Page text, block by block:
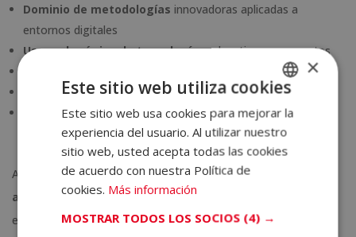
Dominio de metodologías innovadoras aplicadas a
entornos digitales
Uso pedagógico de tecnologíaseducativas emergentes
Mejora del perfil profesional y oportunidades laborales
Capacidad de liderazgoen procesos de transformación
educativa
Además, una maestría aporta una visión crítica y
actualizada, fundamental para responder a los retos
educativos contemporáneos con soluciones reales y
SPANISH
PORTUGUESE
×
Este sitio web utiliza cookies
Este sitio web usa cookies para mejorar la
experiencia del usuario. Al utilizar nuestro
sitio web, usted acepta todas las cookies
de acuerdo con nuestra Política de
cookies. Más información
MOSTRAR TODOS LOS SOCIOS (4) →